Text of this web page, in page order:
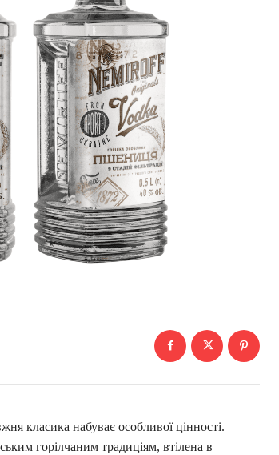
класика набуває особливої цінності.
горілчаним традиціям, втілена в